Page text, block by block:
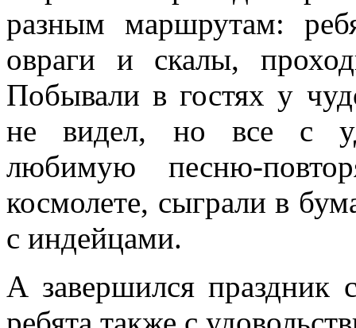
разным маршрутам:
овраги и скалы,
Побывали в гостях у
не видел, но все с
любимую песню-
космолете, сыграли в
с индейцами.
А завершился праздник